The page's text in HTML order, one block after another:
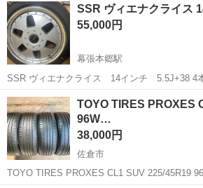
SSR ヴィエナクライス
55,000円
幕張本郷駅
SSR ヴィエナクライス 14インチ 5.5J+38 4
だと思います。 ガリキズ等のキズは多少あり
見られず綺麗な部類だと思います。 pcd100と
引き取り...
千葉 千葉市
TOYO TIRES PROXES
96W…
38,000円
佐倉市
TOYO TIRES PROXES CL1 SUV 225/45R19